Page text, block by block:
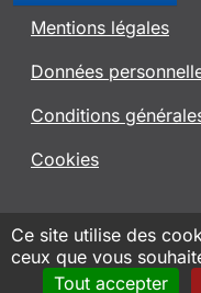
Mentions légales
Données
Conditions
Cookies
SITE ROSENBERG
APPLI ROVENT
Ce site utilise des
ceux que vous
Tout accepter